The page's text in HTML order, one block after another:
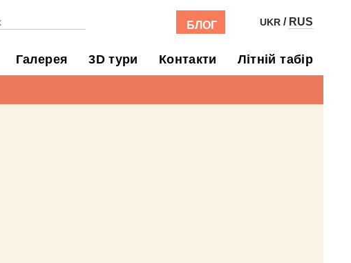
БЛОГ UKR / RUS
Галерея 3D тури Контакти Літній табір